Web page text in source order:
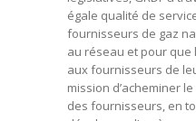
égale qualité de
fournisseurs de gaz
au réseau et pour
aux fournisseurs de
mission d’acheminer
des fournisseurs, en